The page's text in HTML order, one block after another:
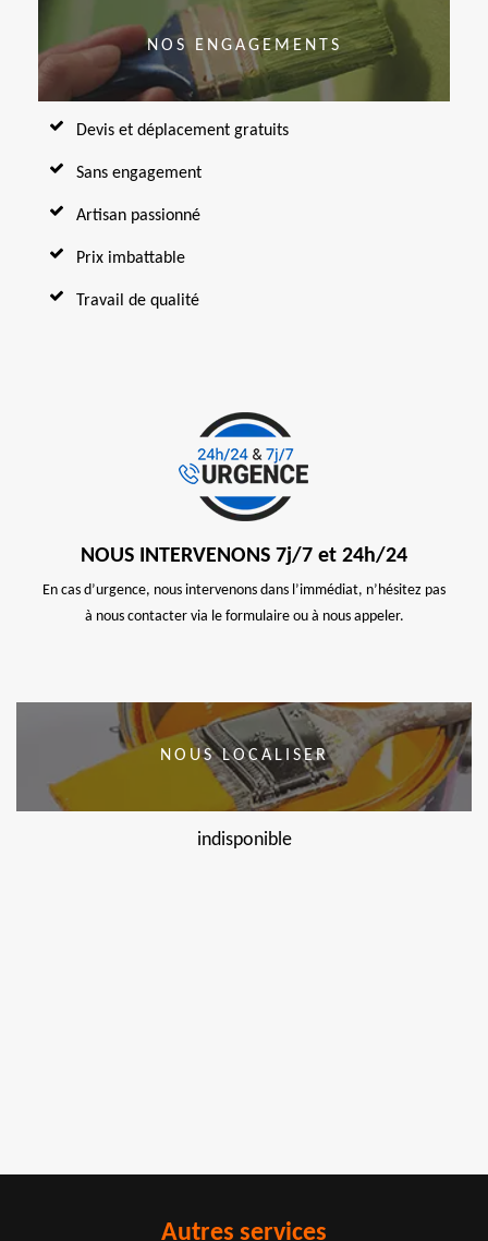
NOS ENGAGEMENTS
Devis et déplacement gratuits
Sans engagement
Artisan passionné
Prix imbattable
Travail de qualité
NOUS INTERVENONS 7j/7 et 24h/24
En cas d’urgence, nous intervenons dans l’immédiat, n’hésitez pas
à nous contacter via le formulaire ou à nous appeler.
NOUS LOCALISER
indisponible
Autres services